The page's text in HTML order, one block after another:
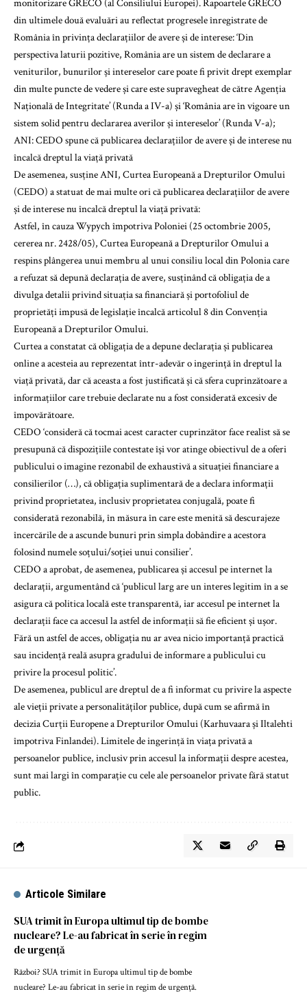
monitorizare GRECO (al Consiliului Europei). Rapoartele GRECO
din ultimele două evaluări au reflectat progresele înregistrate de
România în privința declarațiilor de avere și de interese: ‘Din
perspectiva laturii pozitive, România are un sistem de declarare a
veniturilor, bunurilor și intereselor care poate fi privit drept exemplar
din multe puncte de vedere și care este supravegheat de către Agenția
Națională de Integritate’ (Runda a IV-a) și ‘România are în vigoare un
sistem solid pentru declararea averilor și intereselor’ (Runda V-a);
ANI: CEDO spune că publicarea declarațiilor de avere și de interese nu
încalcă dreptul la viață privată
De asemenea, susține ANI, Curtea Europeană a Drepturilor Omului
(CEDO) a statuat de mai multe ori că publicarea declarațiilor de avere
și de interese nu încalcă dreptul la viață privată:
Astfel, în cauza Wypych împotriva Poloniei (25 octombrie 2005,
cererea nr. 2428/05), Curtea Europeană a Drepturilor Omului a
respins plângerea unui membru al unui consiliu local din Polonia care
a refuzat să depună declarația de avere, susținând că obligația de a
divulga detalii privind situația sa financiară și portofoliul de
proprietăți impusă de legislație încalcă articolul 8 din Convenția
Europeană a Drepturilor Omului.
Curtea a constatat că obligația de a depune declarația și publicarea
online a acesteia au reprezentat într-adevăr o ingerință în dreptul la
viață privată, dar că aceasta a fost justificată și că sfera cuprinzătoare a
informațiilor care trebuie declarate nu a fost considerată excesiv de
împovărătoare.
CEDO ‘consideră că tocmai acest caracter cuprinzător face realist să se
presupună că dispozițiile contestate își vor atinge obiectivul de a oferi
publicului o imagine rezonabil de exhaustivă a situației financiare a
consilierilor (…), că obligația suplimentară de a declara informații
privind proprietatea, inclusiv proprietatea conjugală, poate fi
considerată rezonabilă, în măsura în care este menită să descurajeze
încercările de a ascunde bunuri prin simpla dobândire a acestora
folosind numele soțului/soției unui consilier’.
CEDO a aprobat, de asemenea, publicarea și accesul pe internet la
declarații, argumentând că ‘publicul larg are un interes legitim în a se
asigura că politica locală este transparentă, iar accesul pe internet la
declarații face ca accesul la astfel de informații să fie eficient și ușor.
Fără un astfel de acces, obligația nu ar avea nicio importanță practică
sau incidență reală asupra gradului de informare a publicului cu
privire la procesul politic’.
De asemenea, publicul are dreptul de a fi informat cu privire la aspecte
ale vieții private a personalităților publice, după cum se afirmă în
decizia Curții Europene a Drepturilor Omului (Karhuvaara și Iltalehti
împotriva Finlandei). Limitele de ingerință în viața privată a
persoanelor publice, inclusiv prin accesul la informații despre acestea,
sunt mai largi în comparație cu cele ale persoanelor private fără statut
public.
Articole Similare
SUA trimit în Europa ultimul tip de bombe
nucleare? Le-au fabricat în serie în regim
de urgență
Război? SUA trimit în Europa ultimul tip de bombe
nucleare? Le-au fabricat în serie în regim de urgență.